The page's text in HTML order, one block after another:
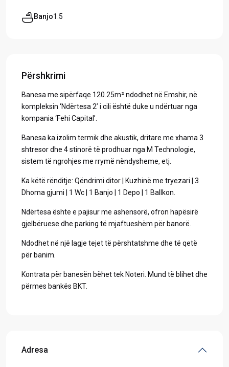
Banjo1.5
Përshkrimi
Banesa me sipërfaqe 120.25m² ndodhet në Emshir, në
kompleksin ‘Ndërtesa 2’ i cili është duke u ndërtuar nga
kompania ‘Fehi Capital’.
Banesa ka izolim termik dhe akustik, dritare me xhama 3
shtresor dhe 4 stinorë të prodhuar nga M Technologie,
sistem të ngrohjes me rrymë nëndysheme, etj.
Ka këtë rënditje: Qëndrimi ditor | Kuzhinë me tryezari | 3
Dhoma gjumi | 1 Wc | 1 Banjo | 1 Depo | 1 Ballkon.
Ndërtesa ështe e pajisur me ashensorë, ofron hapësirë
gjelbëruese dhe parking të mjaftueshëm për banorë.
Ndodhet në një lagje tejet të përshtatshme dhe të qetë
për banim.
Kontrata për banesën bëhet tek Noteri. Mund të blihet dhe
përmes bankës BKT.
Adresa